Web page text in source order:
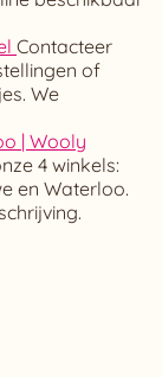
Contacteer
of
We
| Wooly
4 winkels:
en Waterloo.